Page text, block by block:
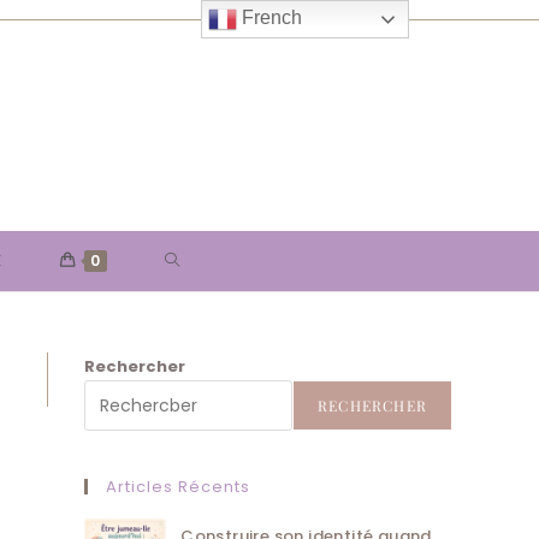
0 TOGGLE
SEARCH
Rechercher
RECHERCHER
Articles Récents
French